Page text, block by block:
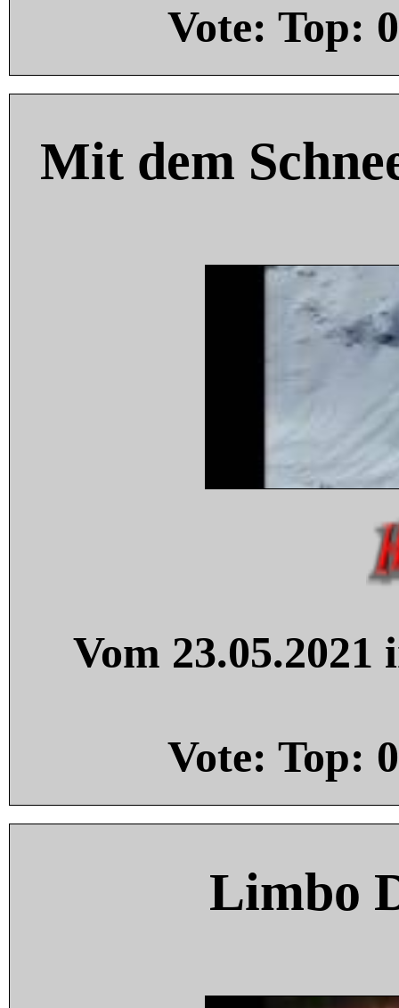
Vote: Top: 0
Mit dem
Vom
Vote: Top: 0
Limbo